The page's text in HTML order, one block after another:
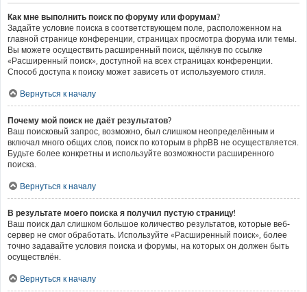
Как мне выполнить поиск по форуму или форумам?
Задайте условие поиска в соответствующем поле, расположенном на
главной странице конференции, страницах просмотра форума или темы.
Вы можете осуществить расширенный поиск, щёлкнув по ссылке
«Расширенный поиск», доступной на всех страницах конференции.
Способ доступа к поиску может зависеть от используемого стиля.
Вернуться к началу
Почему мой поиск не даёт результатов?
Ваш поисковый запрос, возможно, был слишком неопределённым и
включал много общих слов, поиск по которым в phpBB не осуществляется.
Будьте более конкретны и используйте возможности расширенного
поиска.
Вернуться к началу
В результате моего поиска я получил пустую страницу!
Ваш поиск дал слишком большое количество результатов, которые веб-
сервер не смог обработать. Используйте «Расширенный поиск», более
точно задавайте условия поиска и форумы, на которых он должен быть
осуществлён.
Вернуться к началу